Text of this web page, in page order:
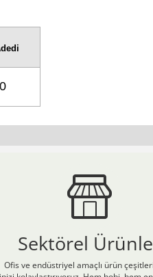
Sektörel
Ofis ve endüstriyel amaçlı ürün